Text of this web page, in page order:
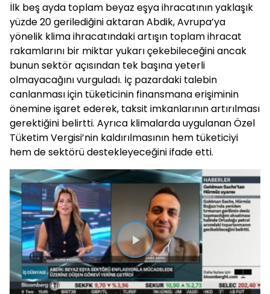
İlk beş ayda toplam beyaz eşya ihracatının yaklaşık
yüzde 20 gerilediğini aktaran Abdik, Avrupa’ya
yönelik klima ihracatındaki artışın toplam ihracat
rakamlarını bir miktar yukarı çekebileceğini ancak
bunun sektör açısından tek başına yeterli
olmayacağını vurguladı. İç pazardaki talebin
canlanması için tüketicinin finansmana erişiminin
önemine işaret ederek, taksit imkanlarının artırılması
gerektiğini belirtti. Ayrıca klimalarda uygulanan Özel
Tüketim Vergisi’nin kaldırılmasının hem tüketiciyi
hem de sektörü destekleyeceğini ifade etti.
Videoyu
Oynat